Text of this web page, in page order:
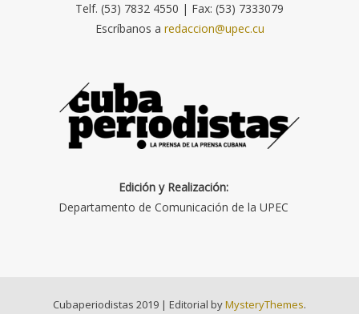
Telf. (53) 7832 4550 | Fax: (53) 7333079
Escríbanos a redaccion@upec.cu
Edición y Realización:
Departamento de Comunicación de la UPEC
Cubaperiodistas 2019 | Editorial byMysteryThemes.